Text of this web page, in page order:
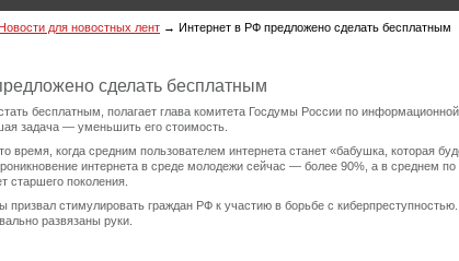
Новости для новостных лент → Интернет в РФ предложено сделать бесплатным
сделать бесплатным
бесплатным, полагает глава комитета Госдумы России по
задача — уменьшить его стоимость.
время, когда средним пользователем интернета станет «бабушка, которая
интернета в среде молодежи сейчас — более 90%, а в среднем
старшего поколения.
призвал стимулировать граждан РФ к участию в борьбе с
развязаны руки.